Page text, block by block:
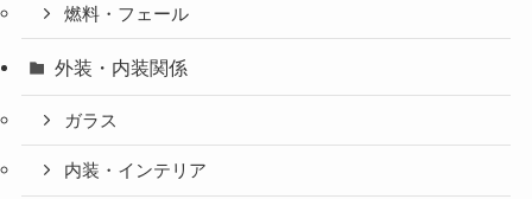
燃料・フェール
外装・内装関係
ガラス
内装・インテリア